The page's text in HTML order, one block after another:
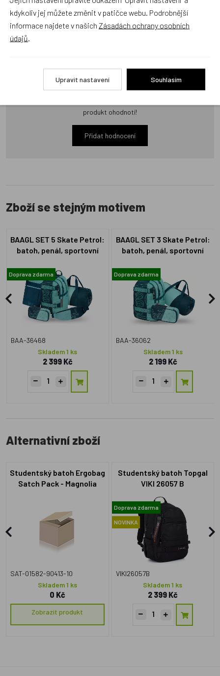
Zatím zde nejsou žádné dotazy. Buďte první, kdo se zeptá!
Recenze
produkt ohodnotí!
Přidat hodnocení
Zboží se stejným motivem
BAAGL SET 5 Skate Petrol:
batoh, penál, sportovní
notebook GRS
Doprava zdarma
BAA-36468
Skladem 1 ks
2 399 Kč
BAAGL SET 3 Skate Petrol:
batoh, penál, sportovní
Doprava zdarma
BAA-36062
Skladem 1 ks
2 199 Kč
Alternativní zboží
Studentský batoh Ergobag
Satch Pack - Magnolia
SAT-01582-90413-10
Skladem 1 ks
0 Kč
Zobrazit produkt
Studentský batoh Topgal
VIKI 26057 B
Doprava zdarma
NOVINKA
VIKI26057B
Skladem 1 ks
2 399 Kč
kdykoliv jej můžete změnit v patičce webu. Podrobnější
informace najdete v našich Zásadách ochrany osobních
údajů
Upravit nastavení Souhlasím